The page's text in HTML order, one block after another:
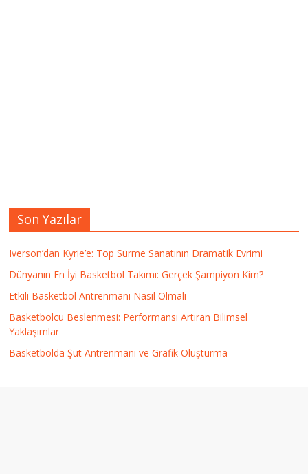
Son Yazılar
Iverson’dan Kyrie’e: Top Sürme Sanatının Dramatik Evrimi
Dünyanın En İyi Basketbol Takımı: Gerçek Şampiyon Kim?
Etkili Basketbol Antrenmanı Nasıl Olmalı
Basketbolcu Beslenmesi: Performansı Artıran Bilimsel
Yaklaşımlar
Basketbolda Şut Antrenmanı ve Grafik Oluşturma